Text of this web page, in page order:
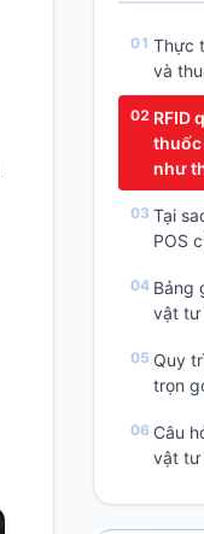
Thực
và
RFID
thuốc
như
Tại
POS
Bảng
vật tư
Quy
trọn
Câu
vật tư